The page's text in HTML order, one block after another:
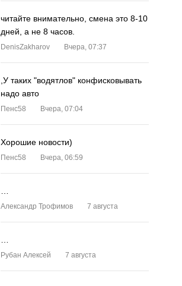
читайте внимательно, смена это 8-10
дней, а не 8 часов.
DenisZakharov Вчера, 07:37
,У таких "водятлов" конфисковывать
надо авто
Пенс58 Вчера, 07:04
Хорошие новости)
Пенс58 Вчера, 06:59
Александр Трофимов 7 августа
Рубан Алексей 7 августа